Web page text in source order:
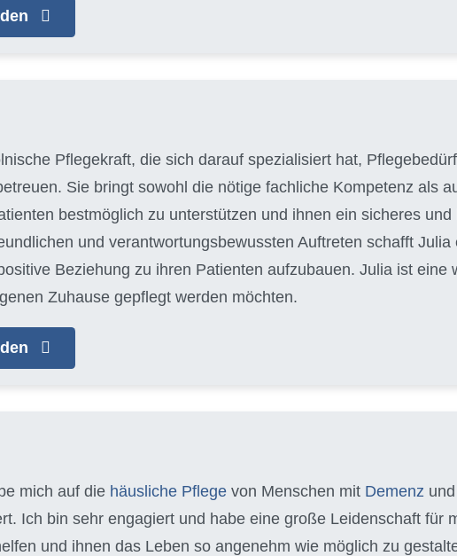
Pflegekraft, die sich darauf spezialisiert hat,
Sie bringt sowohl die nötige fachliche Kompetenz als
bestmöglich zu unterstützen und ihnen ein sicheres
und verantwortungsbewussten Auftreten schafft Julia
Beziehung zu ihren Patienten aufzubauen. Julia ist eine
Zuhause gepflegt werden möchten.
mich auf die häusliche Pflege von Menschen mit Demenz
Ich bin sehr engagiert und habe eine große Leidenschaft für
und ihnen das Leben so angenehm wie möglich zu